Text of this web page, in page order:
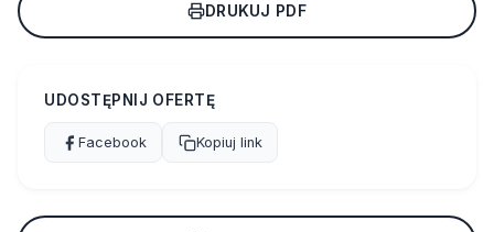
DRUKUJ PDF
UDOSTĘPNIJ OFERTĘ
Facebook Kopiuj link